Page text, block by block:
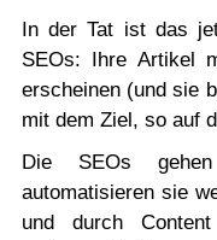
In der Tat ist das
SEOs: Ihre Artikel
erscheinen (und sie
mit dem Ziel, so auf
Die SEOs
automatisieren sie
und durch